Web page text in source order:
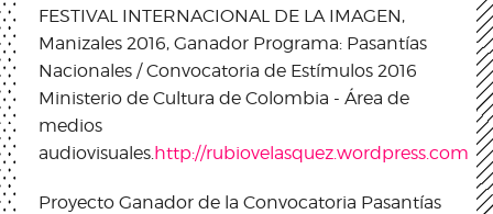
FESTIVAL INTERNACIONAL DE LA IMAGEN,
Manizales 2016, Ganador Programa: Pasantías
Nacionales / Convocatoria de Estímulos 2016
Ministerio de Cultura de Colombia - Área de
medios
audiovisuales.http://rubiovelasquez.wordpress.com
Proyecto Ganador de la Convocatoria Pasantías